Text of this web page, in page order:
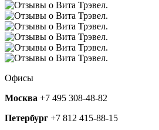
Офисы
Москва +7 495 308-48-82
Петербург +7 812 415-88-15